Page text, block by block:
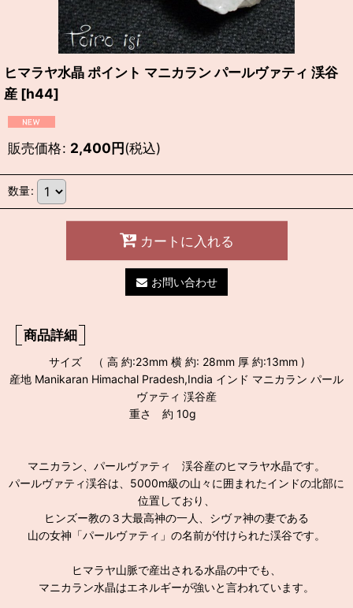
ヒマラヤ水晶 ポイント マニカラン パールヴァティ 渓谷
産 [h44]
販売価格: 2,400円(税込)
数量:
カートに入れる
お問い合わせ
商品詳細
サイズ （ 高 約:23mm 横 約: 28mm 厚 約:13mm )
産地 Manikaran Himachal Pradesh,India インド マニカラン パール
ヴァティ 渓谷産
重さ 約 10g
マニカラン、パールヴァティ 渓谷産のヒマラヤ水晶です。
パールヴァティ渓谷は、5000m級の山々に囲まれたインドの北部に
位置しており、
ヒンズー教の３大最高神の一人、シヴァ神の妻である
山の女神「パールヴァティ」の名前が付けられた渓谷です。
ヒマラヤ山脈で産出される水晶の中でも、
マニカラン水晶はエネルギーが強いと言われています。